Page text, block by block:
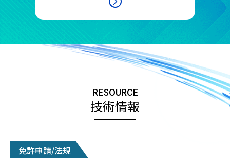
RESOURCE
技術情報
免許申請/法規